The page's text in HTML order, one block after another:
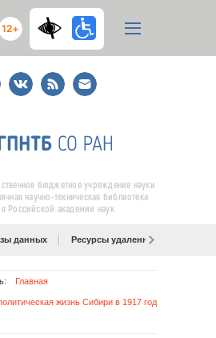
12+
ВКонтакте
RSS
E-
mail
подписка
бюджетное учреждение науки
научно-техническая библиотека
Российской академии наук
данных Ресурсы удаленного доступа
Главная
жизнь Сибири в 1917 году